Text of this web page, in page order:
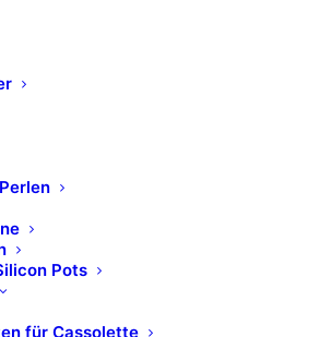
Pots
für Cassolette
Rondellen